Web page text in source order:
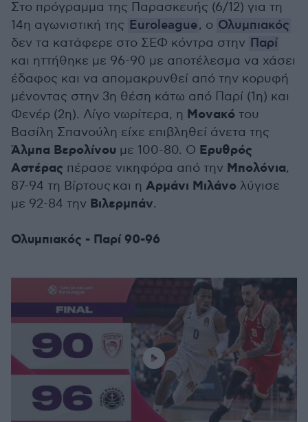
Στο πρόγραμμα της Παρασκευής (6/12) για τη
14η αγωνιστική της Euroleague, ο Ολυμπιακός
δεν τα κατάφερε στο ΣΕΦ κόντρα στην Παρί
και ηττήθηκε με 96-90 με αποτέλεσμα να χάσει
έδαφος και να απομακρυνθεί από την κορυφή
μένοντας στην 3η θέση κάτω από Παρί (1η) και
Φενέρ (2η). Λίγο νωρίτερα, η Μονακό του
Βασίλη Σπανούλη είχε επιβληθεί άνετα της
Άλμπα Βερολίνου με 100-80. Ο Ερυθρός
Αστέρας πέρασε νικηφόρα από την Μπολόνια,
87-94 τη Βίρτους και η Αρμάνι Μιλάνο λύγισε
με 92-84 την Βιλερμπάν.
Ολυμπιακός - Παρί 90-96